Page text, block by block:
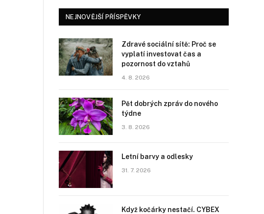
NEJNOVĚJŠÍ PŘÍSPĚVKY
Zdravé sociální sítě: Proč se
vyplatí investovat čas a
pozornost do vztahů
4. 8. 2026
Pět dobrých zpráv do nového
týdne
3. 8. 2026
Letní barvy a odlesky
31. 7. 2026
Když kočárky nestačí. CYBEX